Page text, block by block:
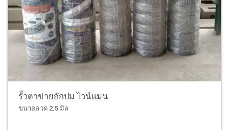
รั้วตาข่ายถักปม ไวน์แมน
ขนาดลวด 2.5 มิล